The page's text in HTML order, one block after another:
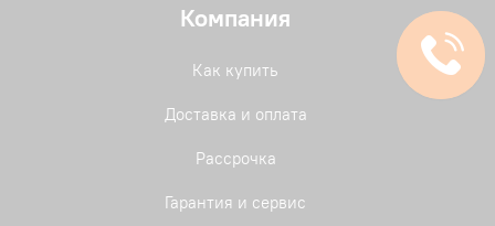
Компания
Как купить
Доставка и оплата
Рассрочка
Гарантия и сервис